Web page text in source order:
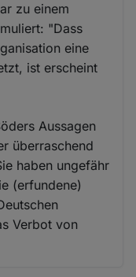
zu einem
"Dass
eine
ist erscheint
Aussagen
überraschend
haben ungefähr
(erfundene)
Verbot von